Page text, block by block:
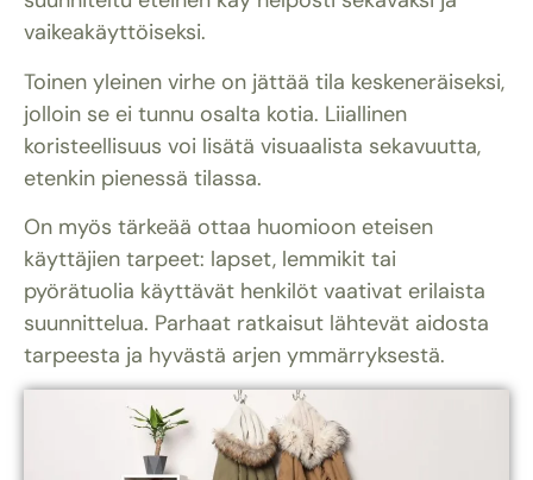
vaikeakäyttöiseksi.
Toinen yleinen virhe on jättää tila keskeneräiseksi,
jolloin se ei tunnu osalta kotia. Liiallinen
koristeellisuus voi lisätä visuaalista sekavuutta,
etenkin pienessä tilassa.
On myös tärkeää ottaa huomioon eteisen
käyttäjien tarpeet: lapset, lemmikit tai
pyörätuolia käyttävät henkilöt vaativat erilaista
suunnittelua. Parhaat ratkaisut lähtevät aidosta
tarpeesta ja hyvästä arjen ymmärryksestä.